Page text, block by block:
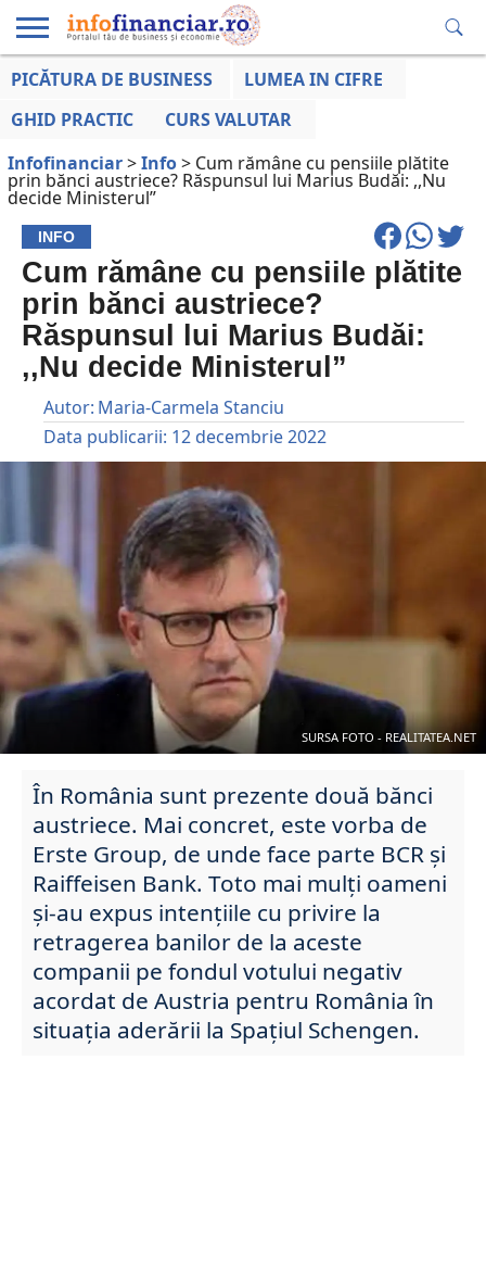
EDUCAȚIE
LA ZI
AFACERILOR
PICĂTURA DE BUSINESS
LUMEA IN CIFRE
GHID PRACTIC
CURS VALUTAR
Infofinanciar>Info> Cum rămâne cu pensiile plătite
prin bănci austriece? Răspunsul lui Marius Budăi: ,,Nu
decide Ministerul”
INFO
Cum rămâne cu pensiile plătite
prin bănci austriece?
Răspunsul lui Marius Budăi:
,,Nu decide Ministerul”
Autor: Maria-Carmela Stanciu
Data publicarii: 12 decembrie 2022
SURSA FOTO - REALITATEA.NET
În România sunt prezente două bănci
austriece. Mai concret, este vorba de
Erste Group, de unde face parte BCR și
Raiffeisen Bank. Toto mai mulți oameni
și-au expus intențiile cu privire la
retragerea banilor de la aceste
companii pe fondul votului negativ
acordat de Austria pentru România în
situația aderării la Spațiul Schengen.